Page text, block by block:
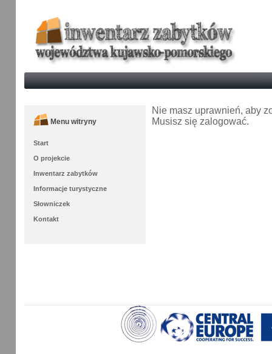
Menu witryny
Start
O projekcie
Inwentarz zabytków
Informacje turystyczne
Słowniczek
Kontakt
Nie masz uprawnień, aby
Musisz się zalogować.